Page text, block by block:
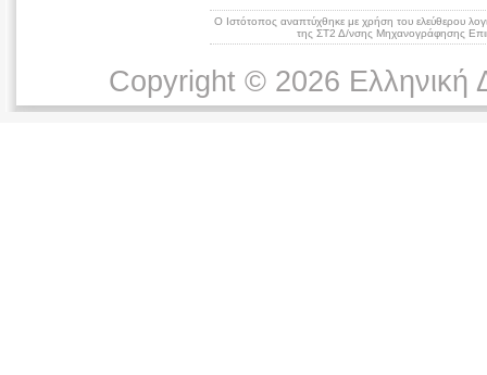
Ο Ιστότοπος αναπτύχθηκε με χρήση του ελεύθερου
της ΣΤ2 Δ/νσης Μηχανογράφησης
Copyright © 2026